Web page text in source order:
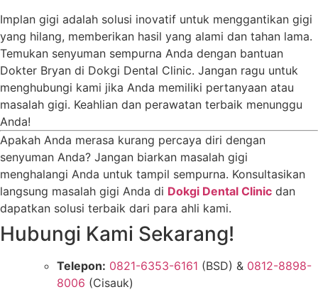
Implan gigi adalah solusi inovatif untuk menggantikan gigi
yang hilang, memberikan hasil yang alami dan tahan lama.
Temukan senyuman sempurna Anda dengan bantuan
Dokter Bryan di Dokgi Dental Clinic. Jangan ragu untuk
menghubungi kami jika Anda memiliki pertanyaan atau
masalah gigi. Keahlian dan perawatan terbaik menunggu
Anda!
Apakah Anda merasa kurang percaya diri dengan
senyuman Anda? Jangan biarkan masalah gigi
menghalangi Anda untuk tampil sempurna. Konsultasikan
langsung masalah gigi Anda di Dokgi Dental Clinic dan
dapatkan solusi terbaik dari para ahli kami.
Hubungi Kami Sekarang!
Telepon: 0821-6353-6161 (BSD) & 0812-8898-
8006 (Cisauk)